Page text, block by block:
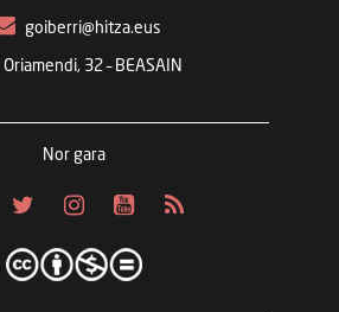
goiberri@hitza.eus
Oriamendi, 32 – BEASAIN
Nor gara